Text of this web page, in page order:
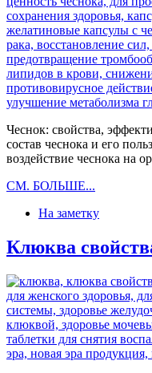
Чеснок: свойства,
состав чеснока и его
воздействие чеснока на
СМ. БОЛЬШЕ...
На заметку
Клюква